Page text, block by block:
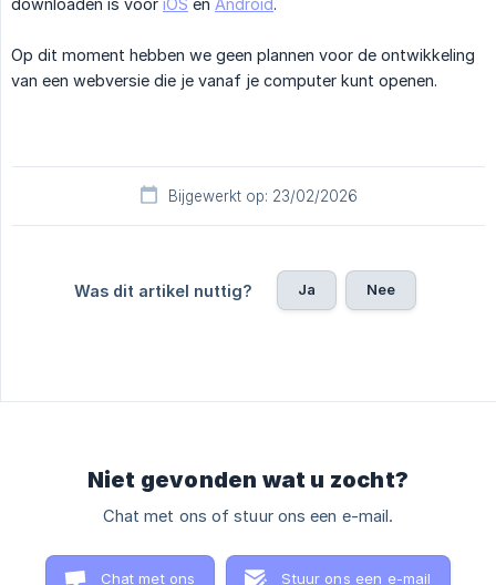
Op dit moment hebben we geen plannen voor de ontwikkeling
van een webversie die je vanaf je computer kunt openen.
Bijgewerkt op: 23/02/2026
Was dit artikel nuttig? Ja Nee
Niet gevonden wat u zocht?
Chat met ons of stuur ons een e-mail.
Chat met ons Stuur ons een e-mail